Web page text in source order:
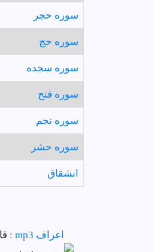
سوره حجر
سوره حج
سوره سجده
سوره فتح
سوره نجم
سوره حشر
انشقاق
اعراف mp3 :